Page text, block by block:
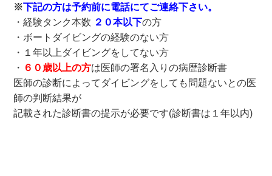
※下記の方は予約前に電話にてご連絡下さい。
・経験タンク本数 ２０本以下の方
・ボートダイビングの経験のない方
・１年以上ダイビングをしてない方
・ ６０歳以上の方は医師の署名入りの病歴診断書
医師の診断によってダイビングをしても問題ないとの医
師の判断結果が
記載された診断書の提示が必要です(診断書は１年以内)